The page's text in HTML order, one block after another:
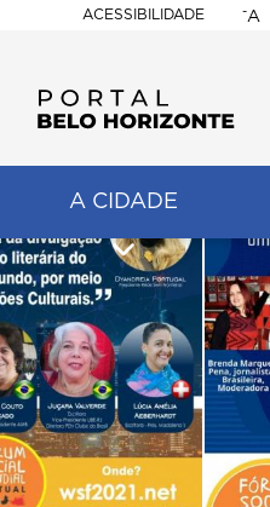
ACESSIBILIDADE
BELO
-A
A CIDADE